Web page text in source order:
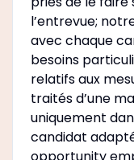
l’entrevue;
avec chaque
besoins
relatifs aux
traités d’une
uniquement
candidat